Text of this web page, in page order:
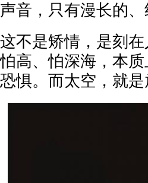
声音，只有漫长的
这不是矫情，是刻
怕高、怕深海，本
恐惧。而太空，就